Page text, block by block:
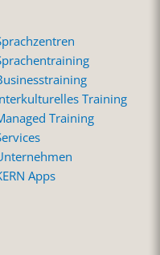
Training
Training
Apps